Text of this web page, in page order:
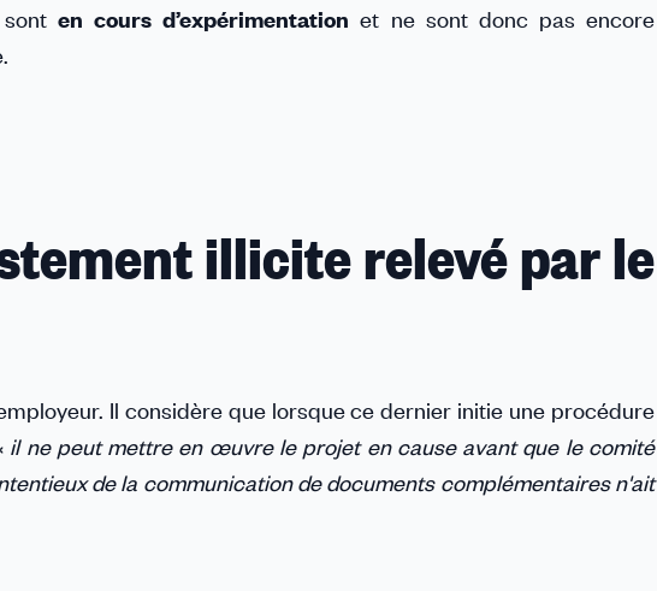
en cours d’expérimentation et ne sont donc pas encore
illicite relevé par le
Il considère que lorsque ce dernier initie une procédure
il ne peut mettre en œuvre le projet en cause avant que le comité
de la communication de documents complémentaires n'ait